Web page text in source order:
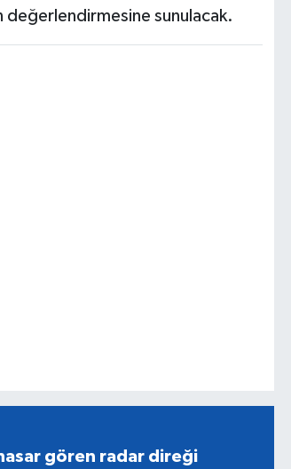
değerlendirmesine sunulacak.
gören radar direği